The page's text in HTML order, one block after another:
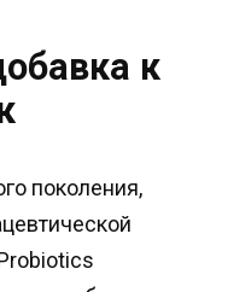
к
поколения,